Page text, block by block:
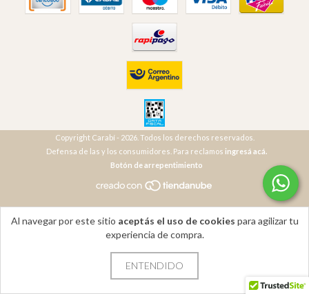
Al navegar por este sitio aceptás el uso de cookies para agilizar tu
experiencia de compra.
ENTENDIDO
Copyright Carabí - 2026. Todos los derechos reservados.
Defensa de las y los consumidores. Para reclamos ingresá acá.
Botón de arrepentimiento